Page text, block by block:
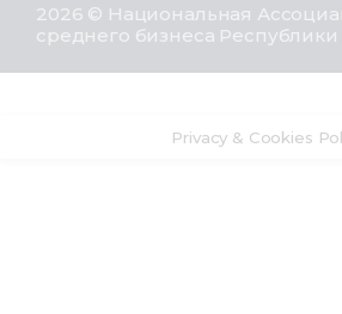
2026 © Национальная
среднего бизнеса
Privacy & Cookies